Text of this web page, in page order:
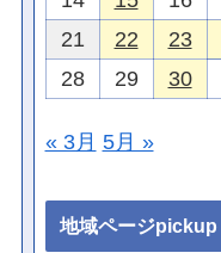
21
22 23
28
29 30
« 3月 5月 »
地域ページpickup